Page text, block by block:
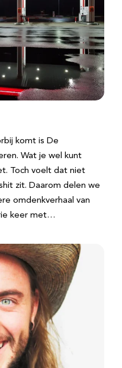
komt is De
Wat je wel kunt
Toch voelt dat niet
zit. Daarom delen we
omdenkverhaal van
keer met…